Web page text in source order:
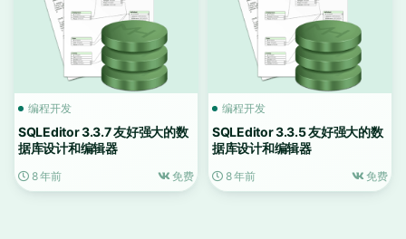
编程开发
SQLEditor 3.3.7 友好强大的数
据库设计和编辑器
8 年前 免费
编程开发
SQLEditor 3.3.5 友好强大的数
据库设计和编辑器
8 年前 免费